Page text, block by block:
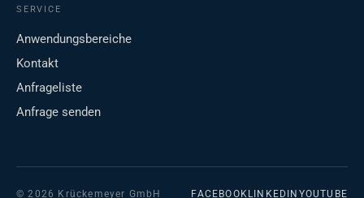
SERVICE
Anwendungsbereiche
Kontakt
Anfrageliste
Anfrage senden
© 2026 Krückemeyer GmbH FACEBOOK LINKEDIN YOUTUBE